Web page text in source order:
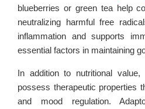
blueberries or green tea help
neutralizing harmful free
inflammation and supports
essential factors in maintaining
In addition to nutritional value,
possess therapeutic properties
and mood regulation.